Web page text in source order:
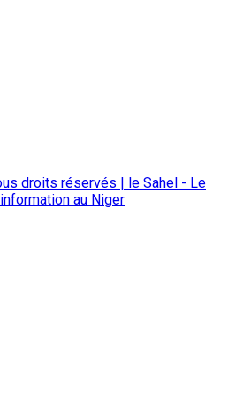
droits réservés | le Sahel - Le
au Niger